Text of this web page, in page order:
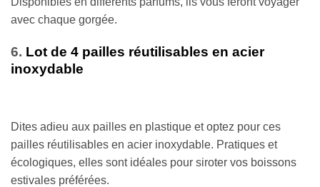
avec chaque gorgée.
6. Lot de 4 pailles réutilisables en acier
inoxydable
Dites adieu aux pailles en plastique et optez pour ces
pailles réutilisables en acier inoxydable. Pratiques et
écologiques, elles sont idéales pour siroter vos boissons
estivales préférées.